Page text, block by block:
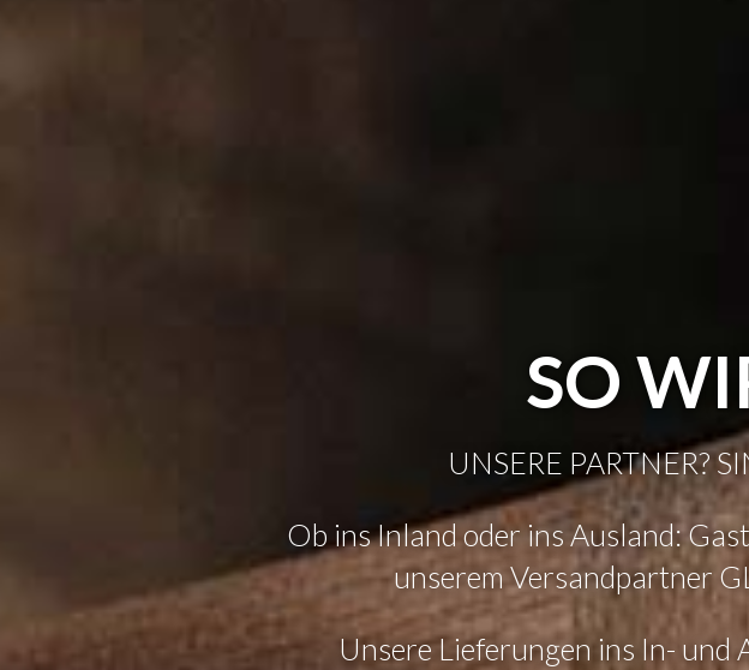
SO
UNSERE PARTNER?
Ob ins Inland oder ins Ausland:
unserem Versandpartner
Unsere Lieferungen ins In-